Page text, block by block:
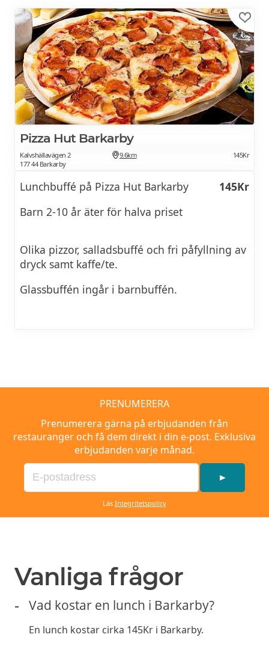
Pizza Hut Barkarby
Kalvshällavägen 2
177 44 Barkarby
9.6km 145Kr
Lunchbuffé på Pizza Hut Barkarby
145Kr
Barn 2-10 år äter för halva priset
Olika pizzor, salladsbuffé och fri påfyllning av
dryck samt kaffe/te.
Glassbuffén ingår i barnbuffén.
PRENUMERERA
Prenumerera gärna på erbjudanden från
restauranger och få dem direkt i din e-post. Exklusiva
erbjudanden varje månad.
►
Läs Integritetspolicy
Vanliga frågor
Vad kostar en lunch i Barkarby?
En lunch kostar cirka 145Kr i Barkarby.